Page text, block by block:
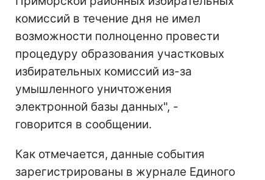
комиссий в течение дня не имел
возможности полноценно провести
процедуру образования участковых
избирательных комиссий из-за
умышленного уничтожения
электронной базы данных", -
говорится в сообщении.
Как отмечается, данные события
зарегистрированы в журнале Единого